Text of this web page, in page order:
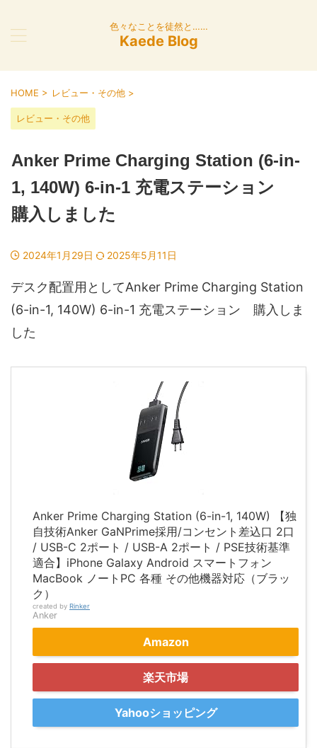
色々なことを徒然と……
Kaede Blog
HOME > レビュー・その他 >
レビュー・その他
Anker Prime Charging Station (6-in-
1, 140W) 6-in-1 充電ステーション
購入しました
2024年1月29日 2025年5月11日
デスク配置用としてAnker Prime Charging Station
(6-in-1, 140W) 6-in-1 充電ステーション 購入しま
した
Anker Prime Charging Station (6-in-1, 140W) 【独
自技術Anker GaNPrime採用/コンセント差込口 2口
/ USB-C 2ポート / USB-A 2ポート / PSE技術基準
適合】iPhone Galaxy Android スマートフォン
MacBook ノートPC 各種 その他機器対応（ブラッ
ク）
created by Rinker
Anker
Amazon
楽天市場
Yahooショッピング